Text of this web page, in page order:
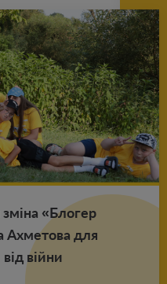
зміна «Бло­гер
Ах­ме­то­ва для
війни